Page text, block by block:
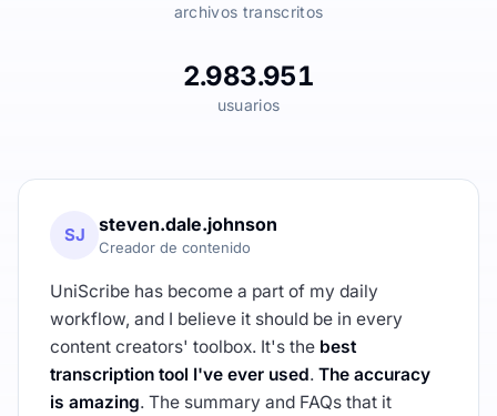
archivos transcritos
2.983.951
usuarios
SJ steven.dale.johnson
Creador de contenido
UniScribe has become a part of my daily
workflow, and I believe it should be in every
content creators' toolbox. It's the best
transcription tool I've ever used. The accuracy
is amazing. The summary and FAQs that it